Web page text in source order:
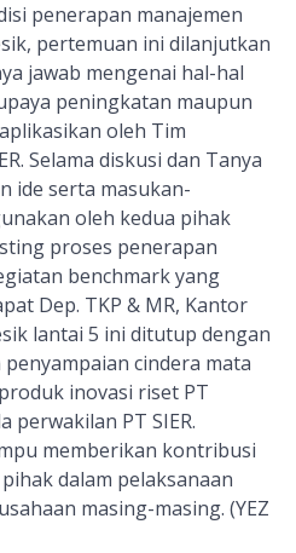
penerapan manajemen
pertemuan ini dilanjutkan
jawab mengenai hal-hal
peningkatan maupun
oleh Tim
Selama diskusi dan Tanya
ide serta masukan-
oleh kedua pihak
proses penerapan
benchmarkyang
Dep. TKP & MR, Kantor
lantai 5 ini ditutup dengan
cindera mata
inovasi riset PT
perwakilan PT SIER.
memberikan kontribusi
dalam pelaksanaan
masing-masing. (YEZ